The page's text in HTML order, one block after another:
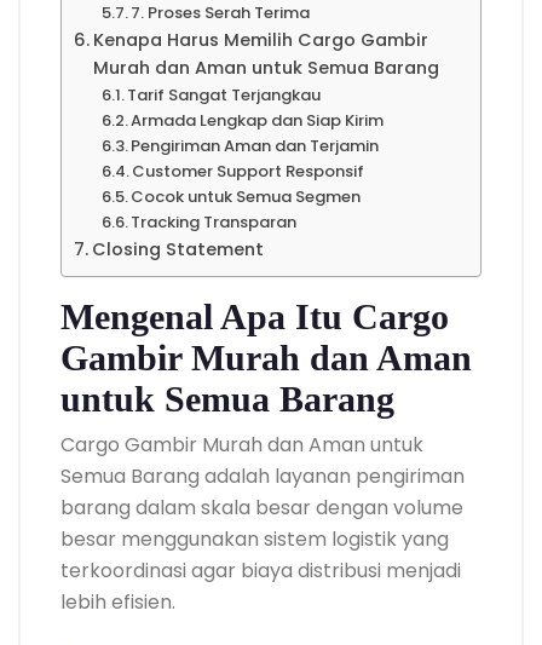
7. Proses Serah Terima
Kenapa Harus Memilih Cargo Gambir
Murah dan Aman untuk Semua Barang
Tarif Sangat Terjangkau
Armada Lengkap dan Siap Kirim
Pengiriman Aman dan Terjamin
Customer Support Responsif
Cocok untuk Semua Segmen
Tracking Transparan
Closing Statement
Mengenal Apa Itu Cargo
Gambir Murah dan Aman
untuk Semua Barang
Cargo Gambir Murah dan Aman untuk
Semua Barang adalah layanan pengiriman
barang dalam skala besar dengan volume
besar menggunakan sistem logistik yang
terkoordinasi agar biaya distribusi menjadi
lebih efisien.